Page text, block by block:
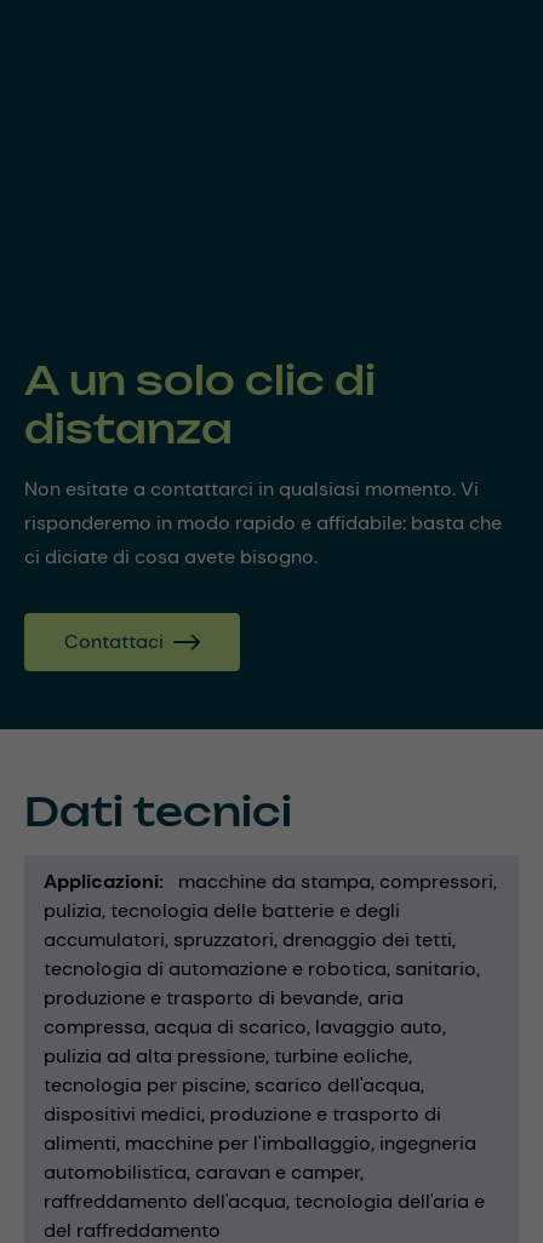
A un solo clic di
distanza
Non esitate a contattarci in qualsiasi momento. Vi
risponderemo in modo rapido e affidabile: basta che
ci diciate di cosa avete bisogno.
Contattaci
Dati tecnici
Applicazioni macchine da stampa compressori
pulizia tecnologia delle batterie e degli
accumulatori spruzzatori drenaggio dei tetti
tecnologia di automazione e robotica sanitario
produzione e trasporto di bevande aria
compressa acqua di scarico lavaggio auto
pulizia ad alta pressione turbine eoliche
tecnologia per piscine scarico dell'acqua
dispositivi medici produzione e trasporto di
alimenti macchine per l'imballaggio ingegneria
automobilistica caravan e camper
raffreddamento dell'acqua tecnologia dell'aria e
del raffreddamento